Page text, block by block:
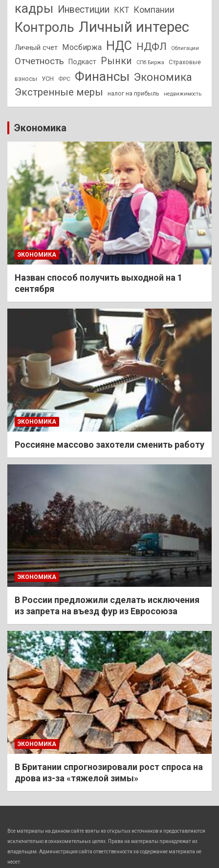
кадры
Инвестиции ККТ Компании
Контроль Личный интерес
Личный счет Мосбиржа НДС НДФЛ Облигации
Отчетность Подкаст Рынки СПб Биржа Страховые
взносы УСН ФРС Финансы Экономика
Экстренные меры налог на прибыль недвижимость
Экономика
ЭКОНОМИКА
Назван способ получить выходной на 1
сентября
ЭКОНОМИКА
Россияне массово захотели сменить работу
ЭКОНОМИКА
В России предложили сделать исключения
из запрета на въезд фур из Евросоюза
ЭКОНОМИКА
В Британии спрогнозировали рост спроса на
дрова из-за «тяжелой зимы»
Все материалы на данном сайте взяты из открытых источников и предоставляются
исключительно в ознакомительных целях. Права на материалы принадлежат их
владельцам. Администрация сайта ответственности за содержание материала не
несет.